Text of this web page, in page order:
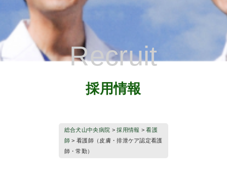
Recruit
採用情報
総合犬山中央病院 >採用情報 >看護
師> 看護師（皮膚・排泄ケア認定看護
師・常勤）